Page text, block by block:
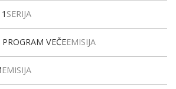
SERIJA
PROGRAM VEČEEMISIJA
EMISIJA